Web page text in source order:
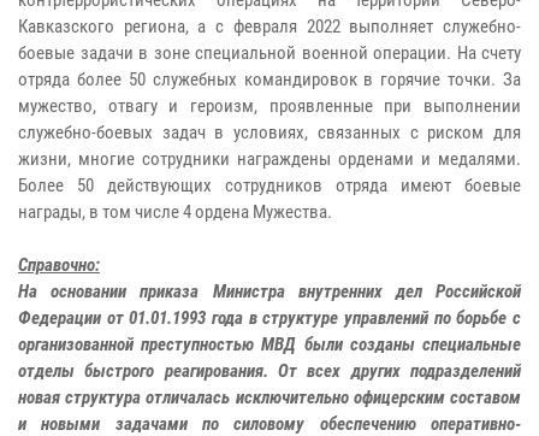
Кавказского региона, а с февраля 2022 выполняет служебно-
боевые задачи в зоне специальной военной операции. На счету
отряда более 50 служебных командировок в горячие точки. За
мужество, отвагу и героизм, проявленные при выполнении
служебно-боевых задач в условиях, связанных с риском для
жизни, многие сотрудники награждены орденами и медалями.
Более 50 действующих сотрудников отряда имеют боевые
награды, в том числе 4 ордена Мужества.
Справочно:
На основании приказа Министра внутренних дел Российской
Федерации от 01.01.1993 года в структуре управлений по борьбе с
организованной преступностью МВД были созданы специальные
отделы быстрого реагирования. От всех других подразделений
новая структура отличалась исключительно офицерским составом
и новыми задачами по силовому обеспечению оперативно-